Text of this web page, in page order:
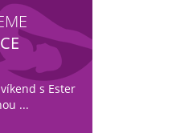
víkend s Ester
...